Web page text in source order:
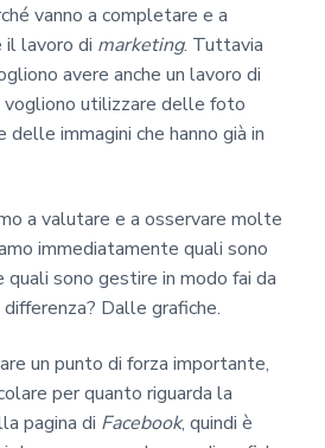
vanno a completare e a
lavoro di marketing. Tuttavia
avere anche un lavoro di
vogliono utilizzare delle foto
immagini che hanno già in
a valutare e a osservare molte
immediatamente quali sono
sono gestire in modo fai da
Dalle grafiche.
un punto di forza importante,
per quanto riguarda la
pagina di Facebook, quindi è